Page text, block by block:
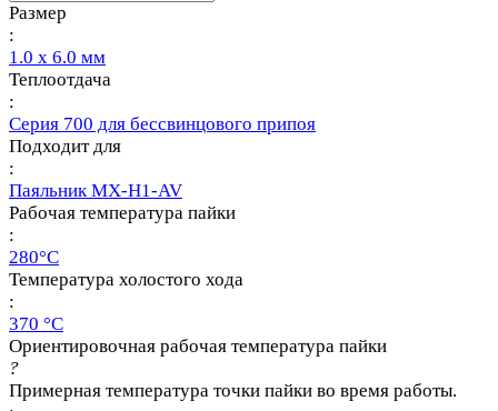
Размер
:
1.0 х 6.0 мм
Теплоотдача
:
Серия 700 для бессвинцового припоя
Подходит для
:
Паяльник MX-H1-AV
Рабочая температура пайки
:
280°C
Температура холостого хода
:
370 °C
Ориентировочная рабочая температура пайки
?
Примерная температура точки пайки во время работы.